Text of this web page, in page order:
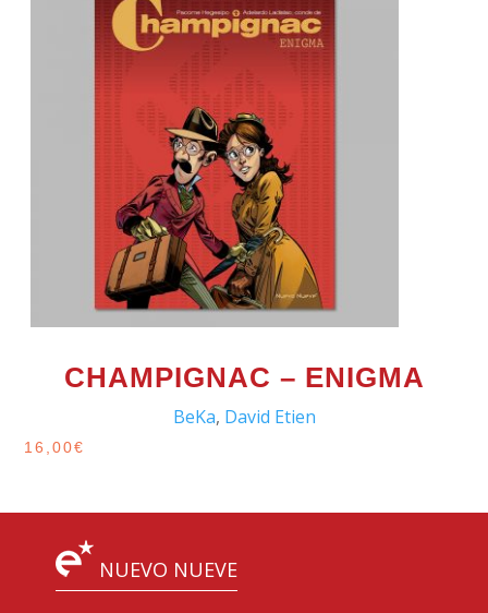
CHAMPIGNAC – ENIGMA
BeKa, David Etien
16,00€
NUEVO NUEVE